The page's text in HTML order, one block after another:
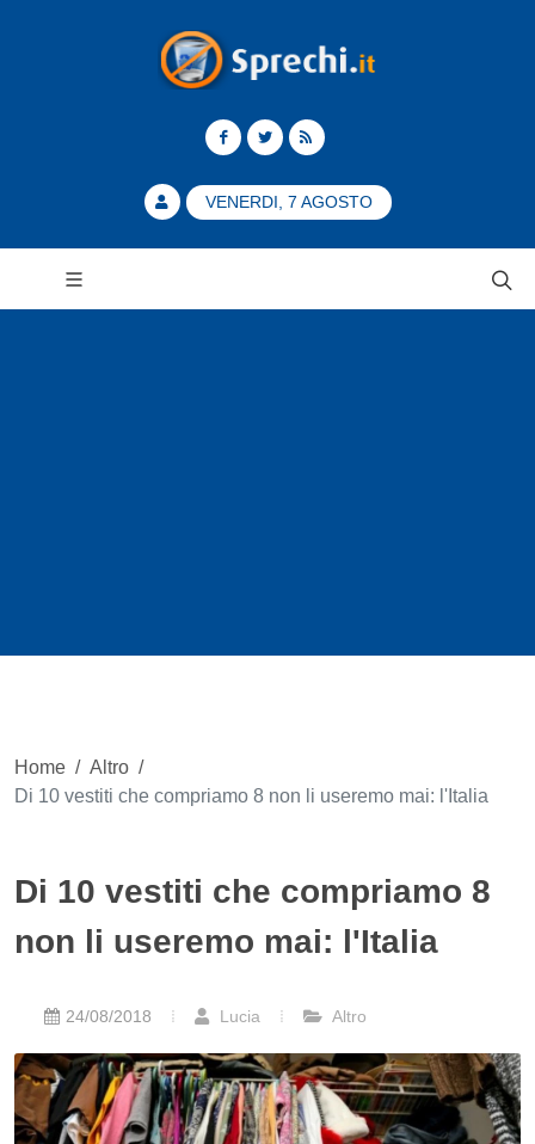
VENERDI, 7 AGOSTO
Home / Altro /
Di 10 vestiti che compriamo 8 non li useremo mai: l'Italia
Di 10 vestiti che compriamo 8
non li useremo mai: l'Italia
24/08/2018 Lucia Altro